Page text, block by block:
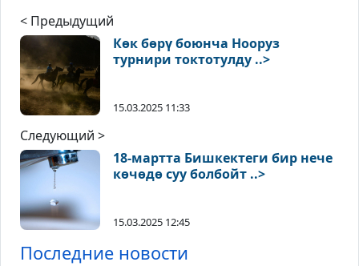
< Предыдущий
Көк бөрү боюнча Нооруз
турнири токтотулду ..>
15.03.2025 11:33
Следующий >
18-мартта Бишкектеги бир нече
көчөдө суу болбойт ..>
15.03.2025 12:45
Последние новости